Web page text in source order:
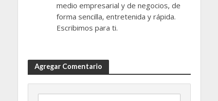
medio empresarial y de negocios, de
forma sencilla, entretenida y rápida.
Escribimos para ti.
Agregar Comentario